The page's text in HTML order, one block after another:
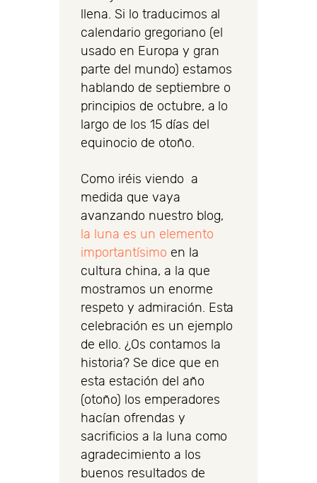
llena. Si lo traducimos al
calendario gregoriano (el
usado en Europa y gran
parte del mundo) estamos
hablando de septiembre o
principios de octubre, a lo
largo de los 15 días del
equinocio de otoño.
Como iréis viendo a
medida que vaya
avanzando nuestro blog,
la luna es un elemento
importantísimo en la
cultura china, a la que
mostramos un enorme
respeto y admiración. Esta
celebración es un ejemplo
de ello. ¿Os contamos la
historia? Se dice que en
esta estación del año
(otoño) los emperadores
hacían ofrendas y
sacrificios a la luna como
agradecimiento a los
buenos resultados de